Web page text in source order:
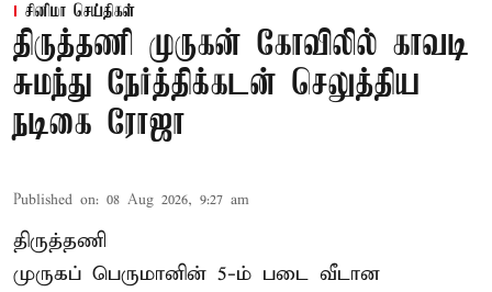
சினிமா செய்திகள்
திருத்தணி முருகன் கோவிலில் காவடி
சுமந்து நேர்த்திக்கடன் செலுத்திய
நடிகை ரோஜா
Published on: 08 Aug 2026, 9:27 am
திருத்தணி
முருகப் பெருமானின் 5-ம் படை வீடான